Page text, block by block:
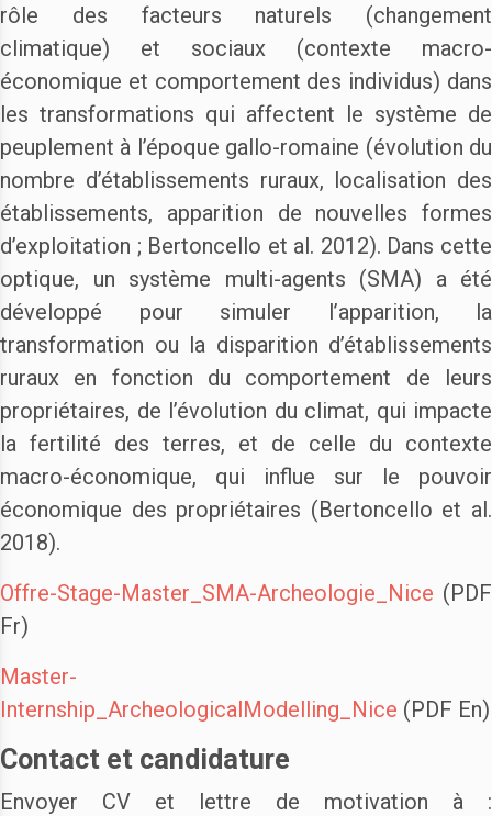
rôle des facteurs naturels (changement
climatique) et sociaux (contexte macro-
économique et comportement des individus) dans
les transformations qui affectent le système de
peuplement à l’époque gallo-romaine (évolution du
nombre d’établissements ruraux, localisation des
établissements, apparition de nouvelles formes
d’exploitation ; Bertoncello et al. 2012). Dans cette
optique, un système multi-agents (SMA) a été
développé pour simuler l’apparition, la
transformation ou la disparition d’établissements
ruraux en fonction du comportement de leurs
propriétaires, de l’évolution du climat, qui impacte
la fertilité des terres, et de celle du contexte
macro-économique, qui influe sur le pouvoir
économique des propriétaires (Bertoncello et al.
2018).
Offre-Stage-Master_SMA-Archeologie_Nice (PDF
Fr)
Master-
Internship_ArcheologicalModelling_Nice (PDF En)
Contact et candidature
Envoyer CV et lettre de motivation à :